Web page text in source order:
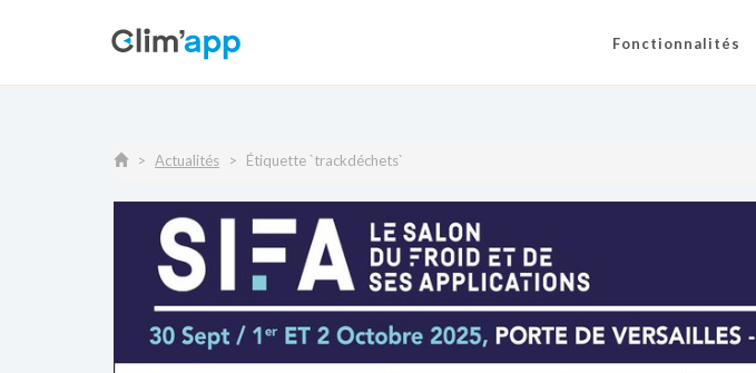
Fonctionnalités
Actualités Étiquette `trackdéchets`